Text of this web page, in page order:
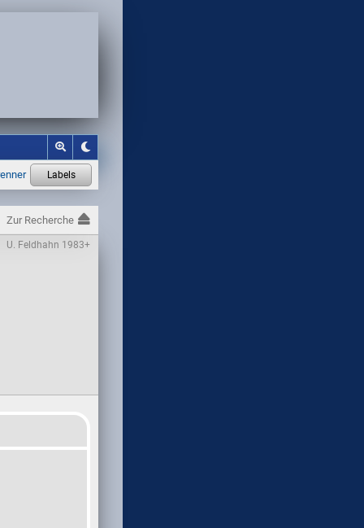
Zur Recherche
U. Feldhahn 1983+